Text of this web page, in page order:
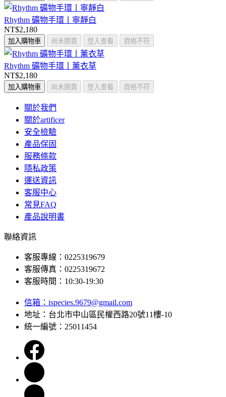
Rhythm 礦物手環丨寧靜白
NT$2,180
加入購物車 尚未開賣 登入查看 資格不符
Rhythm 礦物手環丨薰衣草
NT$2,180
加入購物車 尚未開賣 登入查看 資格不符
關於我們
關於artificer
安全檢驗
產品保固
服務條款
隱私政策
運送資訊
客服中心
常見FAQ
產品說明書
聯絡資訊
客服專線：0225319679
客服傳真：0225319672
客服時間：10:30-19:30
信箱： ispecies.9679@gmail.com
地址：台北市中山區民權西路20號11樓-10
統一編號：25011454